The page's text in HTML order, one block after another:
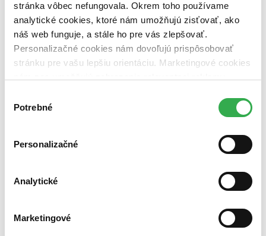
stránka vôbec nefungovala. Okrem toho používame
analytické cookies, ktoré nám umožňujú zisťovať, ako
náš web funguje, a stále ho pre vás zlepšovať.
Personalizačné cookies nám dovoľujú prispôsobovať
stránku pre vašu lepšiu orientáciu. Marketingové cookies
nám pomohlo, keby sme mohli používať všetky tieto
súhlasu
Potrebné
Personalizačné
Analytické
Marketingové
Objavujte svet so sprievodcami Lingea
rôzna výška zľavy
platí do 31.8.
sa začína ešte pred odletom. Objavujte svet s cestovateľskými
sprievodcami vydavateľstva Lingea teraz s výhodnou zľavou.